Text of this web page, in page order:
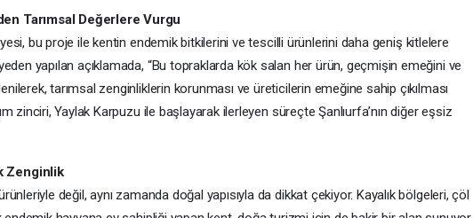
Tarımsal Değerlere Vurgu
bu proje ile kentin endemik bitkilerini ve tescilli ürünlerini daha geniş kitlelere
yapılan açıklamada, “Bu topraklarda kök salan her ürün, geçmişin emeğini ve
tarımsal zenginliklerin korunması ve üreticilerin emeğine sahip çıkılması
zinciri, Yaylak Karpuzu ile başlayarak ilerleyen süreçte Şanlıurfa’nın diğer eşsiz
Zenginlik
değil, aynı zamanda doğal yapısıyla da dikkat çekiyor. Kayalık bölgeleri, çöl